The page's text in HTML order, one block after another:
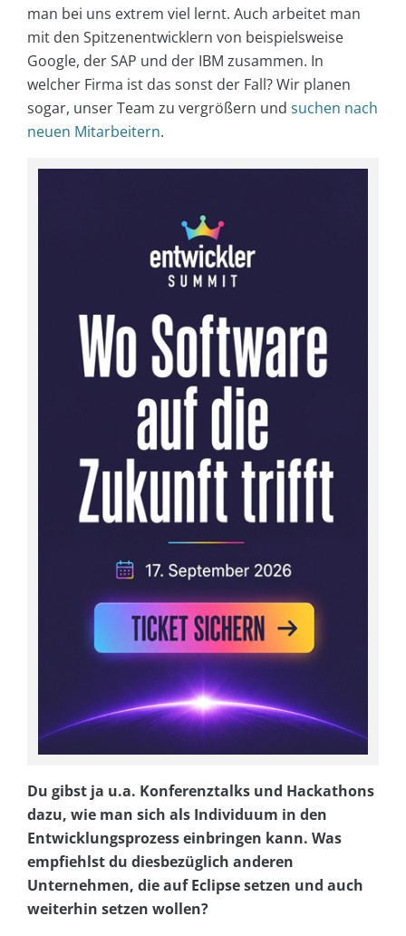
man bei uns extrem viel lernt. Auch arbeitet man
mit den Spitzenentwicklern von beispielsweise
Google, der SAP und der IBM zusammen. In
welcher Firma ist das sonst der Fall? Wir planen
sogar, unser Team zu vergrößern und suchen nach
neuen Mitarbeitern.
Du gibst ja u.a. Konferenztalks und Hackathons
dazu, wie man sich als Individuum in den
Entwicklungsprozess einbringen kann. Was
empfiehlst du diesbezüglich anderen
Unternehmen, die auf Eclipse setzen und auch
weiterhin setzen wollen?